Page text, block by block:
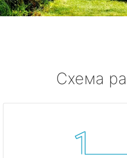
Схема